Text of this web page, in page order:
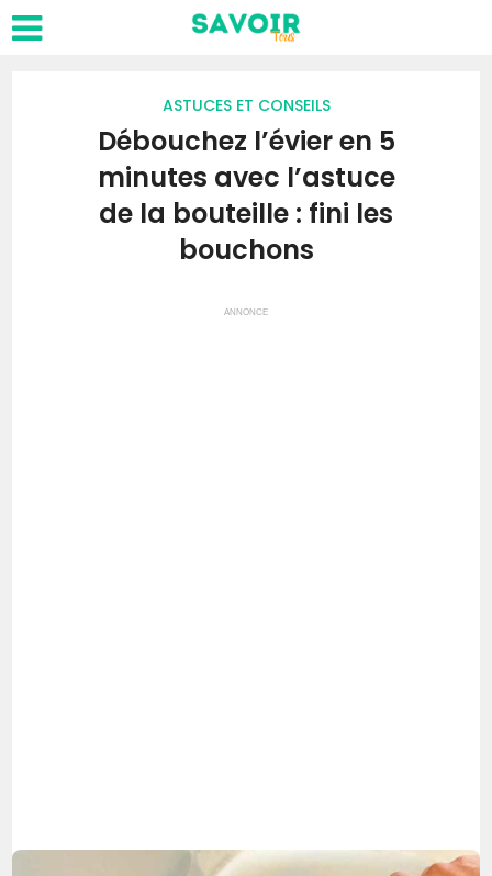
ASTUCES ET CONSEILS
Débouchez l’évier en 5
minutes avec l’astuce
de la bouteille : fini les
bouchons
ANNONCE